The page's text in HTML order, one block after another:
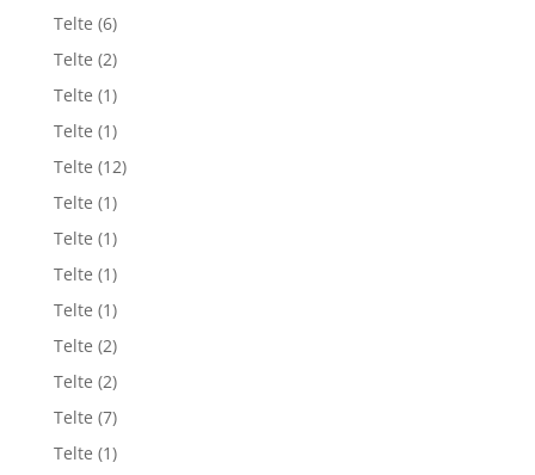
Telte (6)
Telte (2)
Telte (1)
Telte (1)
Telte (12)
Telte (1)
Telte (1)
Telte (1)
Telte (1)
Telte (2)
Telte (2)
Telte (7)
Telte (1)